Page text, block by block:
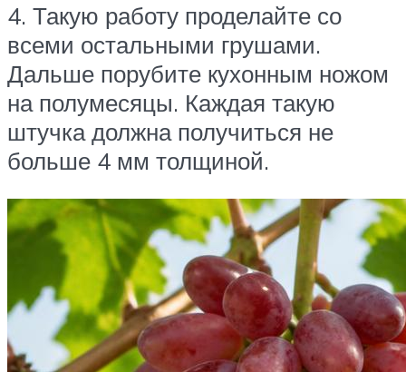
4. Такую работу проделайте со
всеми остальными грушами.
Дальше порубите кухонным ножом
на полумесяцы. Каждая такую
штучка должна получиться не
больше 4 мм толщиной.